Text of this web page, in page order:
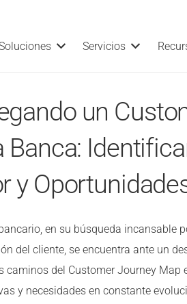
Servicios
un
Banca:
y
en su búsqueda incansable
del cliente, se encuentra ante un
caminos del Customer Journey Map
y necesidades en constante